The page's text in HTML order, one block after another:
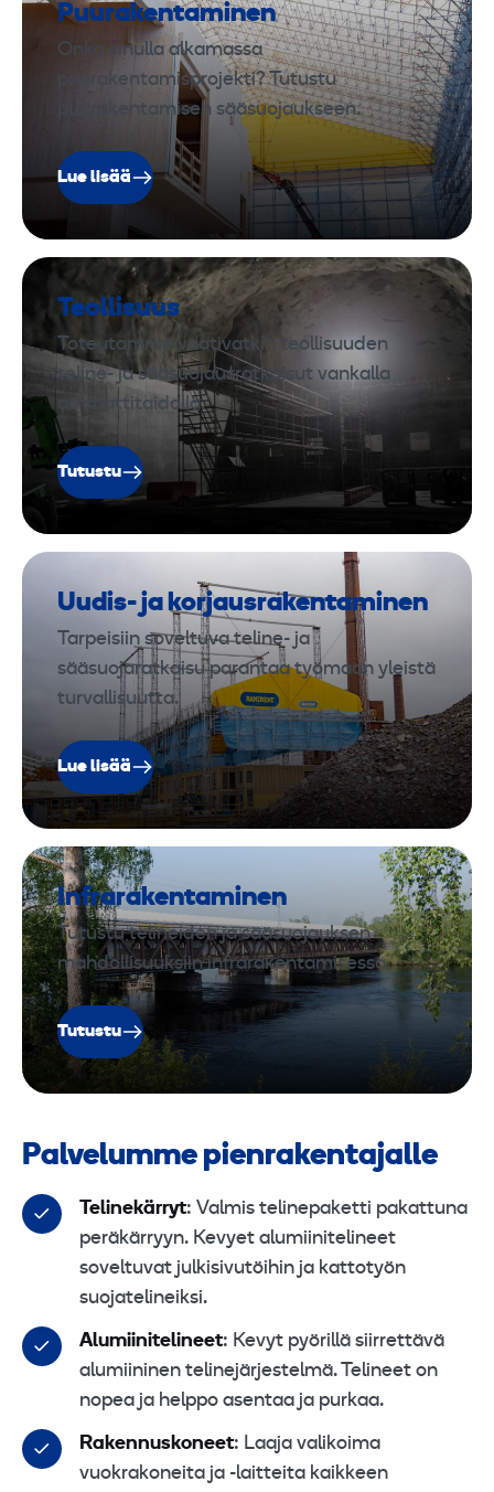
Puurakentaminen
Onko sinulla alkamassa
puurakentamisprojekti? Tutustu
puurakentamisen sääsuojaukseen.
Lue lisää
Teollisuus
Toteutamme vaativatkin teollisuuden
teline- ja sääsuojausratkaisut vankalla
ammattitaidolla.
Tutustu
Uudis- ja korjausrakentaminen
Tarpeisiin soveltuva teline- ja
sääsuojaratkaisu parantaa työmaan yleistä
turvallisuutta.
Lue lisää
Infrarakentaminen
Tutustu telineiden ja sääsuojauksen
mahdollisuuksiin infrarakentamisessa.
Tutustu
Palvelumme pienrakentajalle
Telinekärryt: Valmis telinepaketti pakattuna
peräkärryyn. Kevyet alumiinitelineet
soveltuvat julkisivutöihin ja kattotyön
suojatelineiksi.
Alumiinitelineet: Kevyt pyörillä siirrettävä
alumiininen telinejärjestelmä. Telineet on
nopea ja helppo asentaa ja purkaa.
Rakennuskoneet: Laaja valikoima
vuokrakoneita ja -laitteita kaikkeen